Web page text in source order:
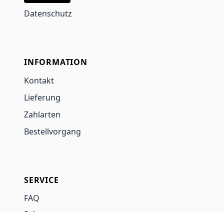
Datenschutz
INFORMATION
Kontakt
Lieferung
Zahlarten
Bestellvorgang
SERVICE
FAQ